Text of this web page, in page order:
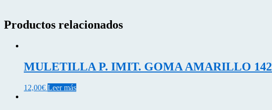
Productos relacionados
MULETILLA P. IMIT. GOMA AMARILLO 142
12,00€ Leer más